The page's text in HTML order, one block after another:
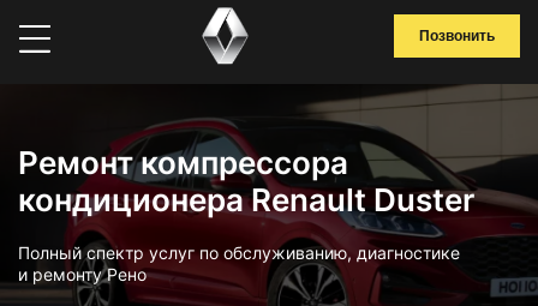
Позвонить
Ремонт компрессора
кондиционера Renault Duster
Полный спектр услуг по обслуживанию, диагностике
и ремонту Рено